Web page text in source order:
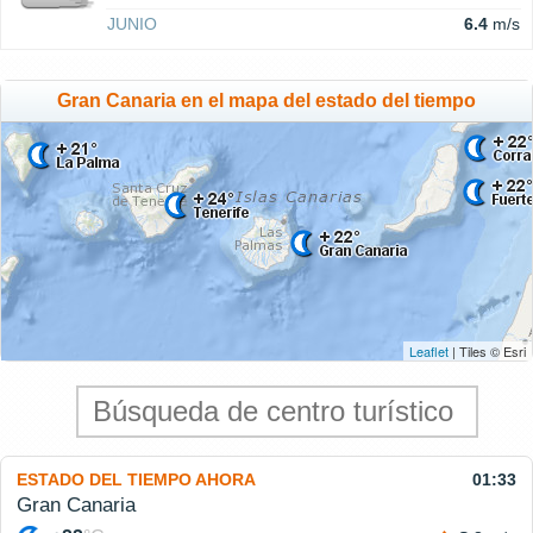
JUNIO
6.4 m/s
Gran Canaria en el mapa del estado del tiempo
Leaflet | Tiles © Esri
ESTADO DEL TIEMPO AHORA 01:33
Gran Canaria